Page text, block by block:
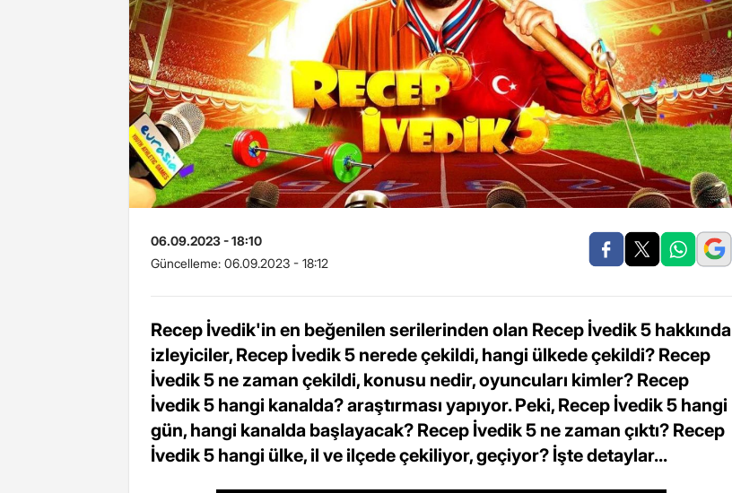
06.09.2023 - 18:10
Güncelleme: 06.09.2023 - 18:12
Recep İvedik'in en beğenilen serilerinden olan Recep İvedik 5 hakkında
izleyiciler, Recep İvedik 5 nerede çekildi, hangi ülkede çekildi? Recep
İvedik 5 ne zaman çekildi, konusu nedir, oyuncuları kimler? Recep
İvedik 5 hangi kanalda? araştırması yapıyor. Peki, Recep İvedik 5 hangi
gün, hangi kanalda başlayacak? Recep İvedik 5 ne zaman çıktı? Recep
İvedik 5 hangi ülke, il ve ilçede çekiliyor, geçiyor? İşte detaylar...